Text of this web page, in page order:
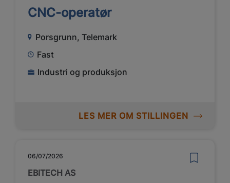
CNC-operatør
Porsgrunn, Telemark
Fast
Industri og produksjon
LES MER OM STILLINGEN
06/07/2026
EBITECH AS